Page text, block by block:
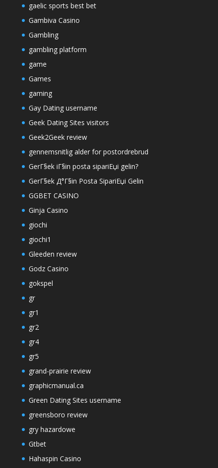
gaelic sports best bet
Gambiva Casino
Gambling
gambling platform
game
Games
gaming
Gay Dating username
Geek Dating Sites visitors
Geek2Geek review
gennemsnitlig alder for postordrebrud
GerГ§ek iГ§in posta sipariЕџi gelin?
GerГ§ek Д°Г§in Posta SipariЕџi Gelin
GGBET CASINO
Ginja Casino
giochi
giochi1
Gleeden review
Godz Casino
gokspel
gr
gr1
gr2
gr4
gr5
grand-prairie review
graphicmanual.ca
Green Dating Sites username
greensboro review
gry hazardowe
Gtbet
Hahaspin Casino